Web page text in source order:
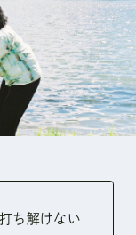
ち解けない